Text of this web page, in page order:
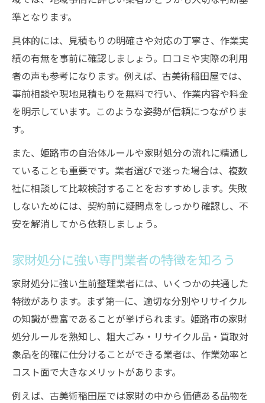
準となります。
具体的には、見積もりの明確さや対応の丁寧さ、作業実
績の有無を事前に確認しましょう。口コミや実際の利用
者の声も参考になります。例えば、古美術稲田屋では、
事前相談や現地見積もりを無料で行い、作業内容や料金
を明示しています。このような姿勢が信頼につながりま
す。
また、姫路市の自治体ルールや家財処分の流れに精通し
ていることも重要です。業者選びで迷った場合は、複数
社に相談して比較検討することをおすすめします。失敗
しないためには、契約前に疑問点をしっかり確認し、不
安を解消してから依頼しましょう。
家財処分に強い専門業者の特徴を知ろう
家財処分に強い生前整理業者には、いくつかの共通した
特徴があります。まず第一に、適切な分別やリサイクル
の知識が豊富であることが挙げられます。姫路市の家財
処分ルールを熟知し、粗大ごみ・リサイクル品・買取対
象品を的確に仕分けることができる業者は、作業効率と
コスト面で大きなメリットがあります。
例えば、古美術稲田屋では家財の中から価値ある品物を